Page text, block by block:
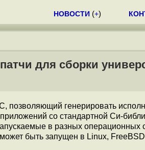
НОВОСТИ (+)
для сборки
позволяющий генерировать
со стандартной Си-
в разных
быть запущен в Linux,